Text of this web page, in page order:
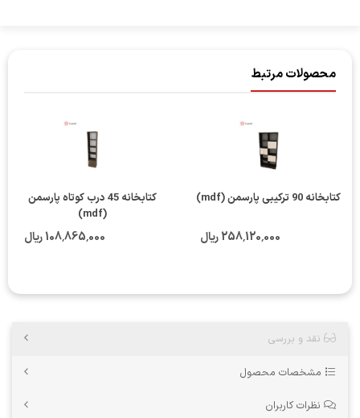
محصولات مرتبط
کتابخانه 90 ترکیبی پارسمن (mdf)
258٬120٬000 ریال
کتابخانه 45 درب کوتاه پارسمن
(mdf)
108٬865٬000 ریال
نقد و بررسی
مشخصات محصول
نظرات کاربران